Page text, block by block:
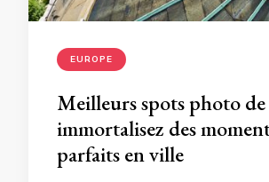
EUROPE
Meilleurs spots photo
immortalisez des
parfaits en ville